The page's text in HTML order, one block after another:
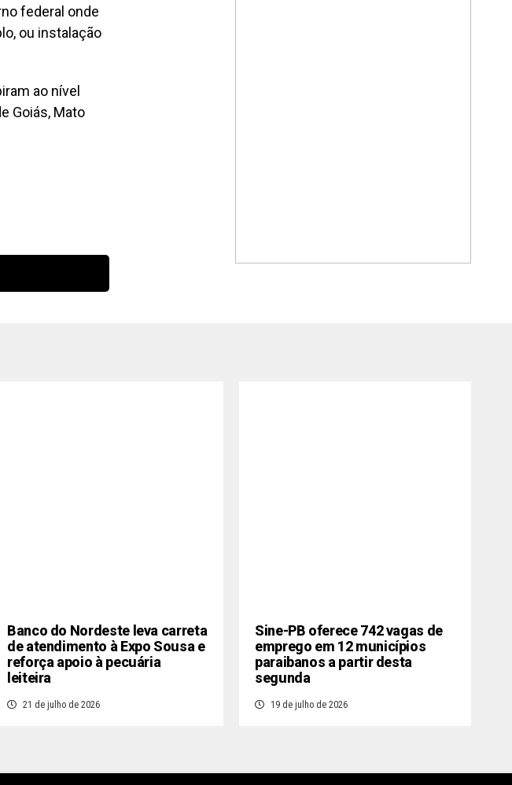
federal onde
ou instalação
ao nível
Goiás, Mato
Banco do Nordeste leva carreta
de atendimento à Expo Sousa e
reforça apoio à pecuária
leiteira
21 de julho de 2026
Sine-PB oferece 742 vagas de
emprego em 12 municípios
paraibanos a partir desta
segunda
19 de julho de 2026